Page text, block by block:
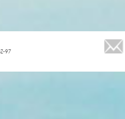
97